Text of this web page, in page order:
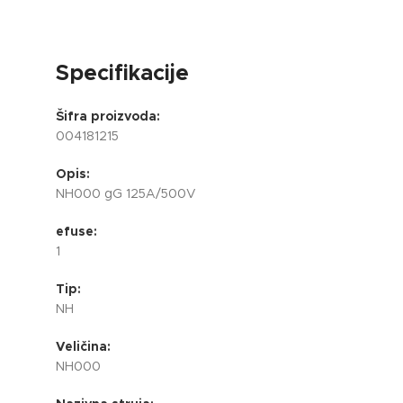
Specifikacije
Šifra proizvoda:
004181215
Opis:
NH000 gG 125A/500V
efuse:
1
Tip:
NH
Veličina:
NH000